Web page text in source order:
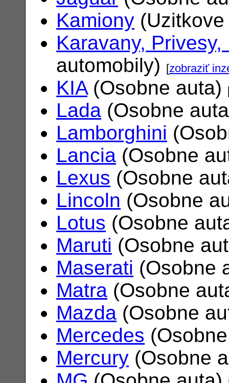
Kamiony
Karavany, Privesy,
automobily)
[zobraziť
KIA(Osobne auta)
Lada (Osobne
Lamborghini
Lancia (Osobne
Lexus (Osobne
Lincoln (Osobne
Lotus (Osobne
Maruti (Osobne
Maserati (Osobne
Matra (Osobne
Mazda (Osobne
Mercedes
Mercury (Osobne